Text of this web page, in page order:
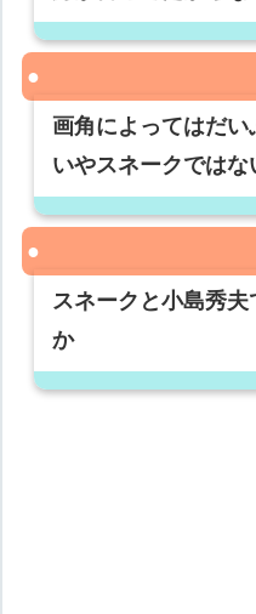
画角によってはだ
いやスネークではな
スネークと小島秀
か